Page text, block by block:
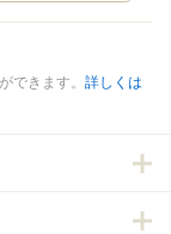
できます。 詳しくは